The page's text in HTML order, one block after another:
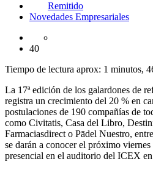
Remitido
Novedades Empresariales
40
Tiempo de lectura aprox: 1 minutos,
La 17ª edición de los galardones de
registra un crecimiento del 20 % en
postulaciones de 190 compañías de
como Civitatis, Casa del Libro,
Farmaciasdirect o Pādel Nuestro,
se darán a conocer el próximo
presencial en el auditorio del ICEX